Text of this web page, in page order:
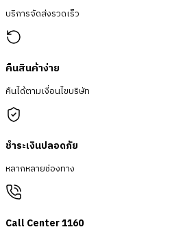
บริการจัดส่งรวดเร็ว
คืนสินค้าง่าย
คืนได้ตามเงื่อนไขบริษัท
ชำระเงินปลอดภัย
หลากหลายช่องทาง
Call Center 1160